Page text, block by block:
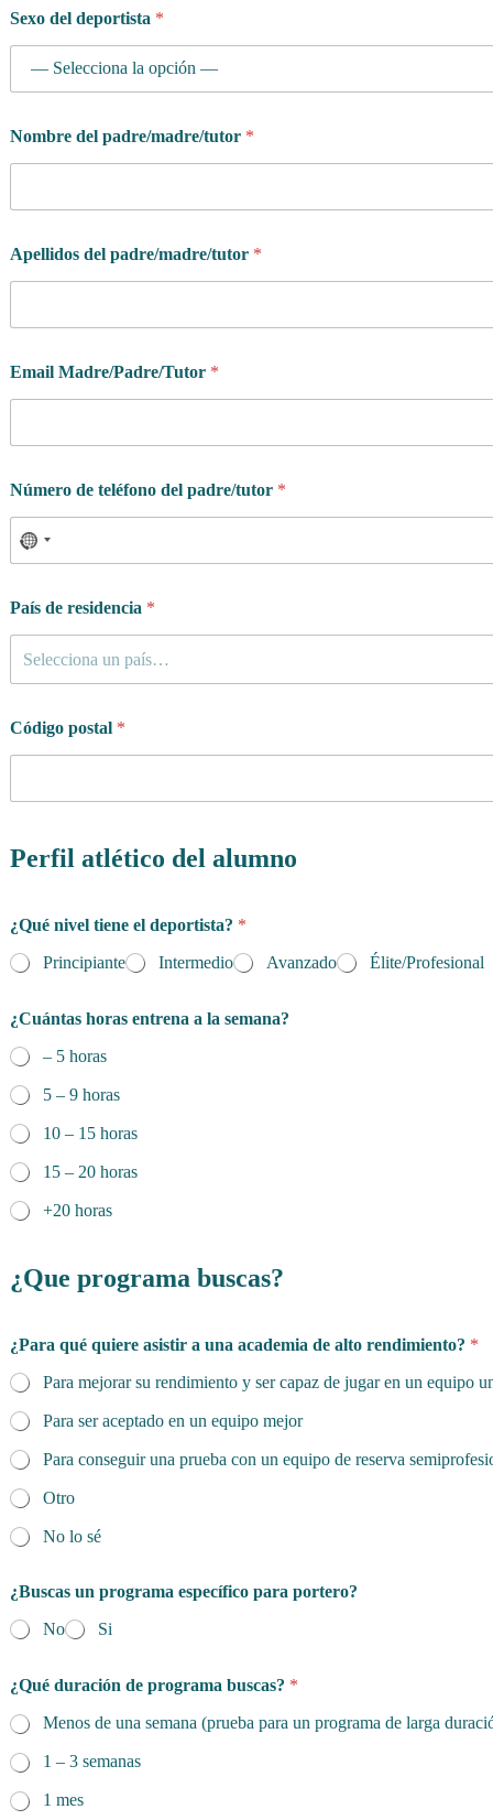
Sexo del deportista *
Nombre del padre/madre/tutor *
Apellidos del padre/madre/tutor *
Email Madre/Padre/Tutor *
Número de teléfono del padre/tutor *
País de residencia *
Selecciona un país…
Código postal *
Perfil atlético del alumno
¿Qué nivel tiene el deportista? *
Principiante
Intermedio Avanzado Élite/Profesional
¿Cuántas horas entrena a la semana?
– 5 horas
5 – 9 horas
10 – 15 horas
15 – 20 horas
+20 horas
¿Que programa buscas?
¿Para qué quiere asistir a una academia de alto rendimiento? *
Para mejorar su rendimiento y ser capaz de jugar en un equipo
Para ser aceptado en un equipo mejor
Para conseguir una prueba con un equipo de reserva
Otro
No lo sé
¿Buscas un programa específico para portero?
No
Si
¿Qué duración de programa buscas? *
Menos de una semana (prueba para un programa de larga
1 – 3 semanas
1 mes